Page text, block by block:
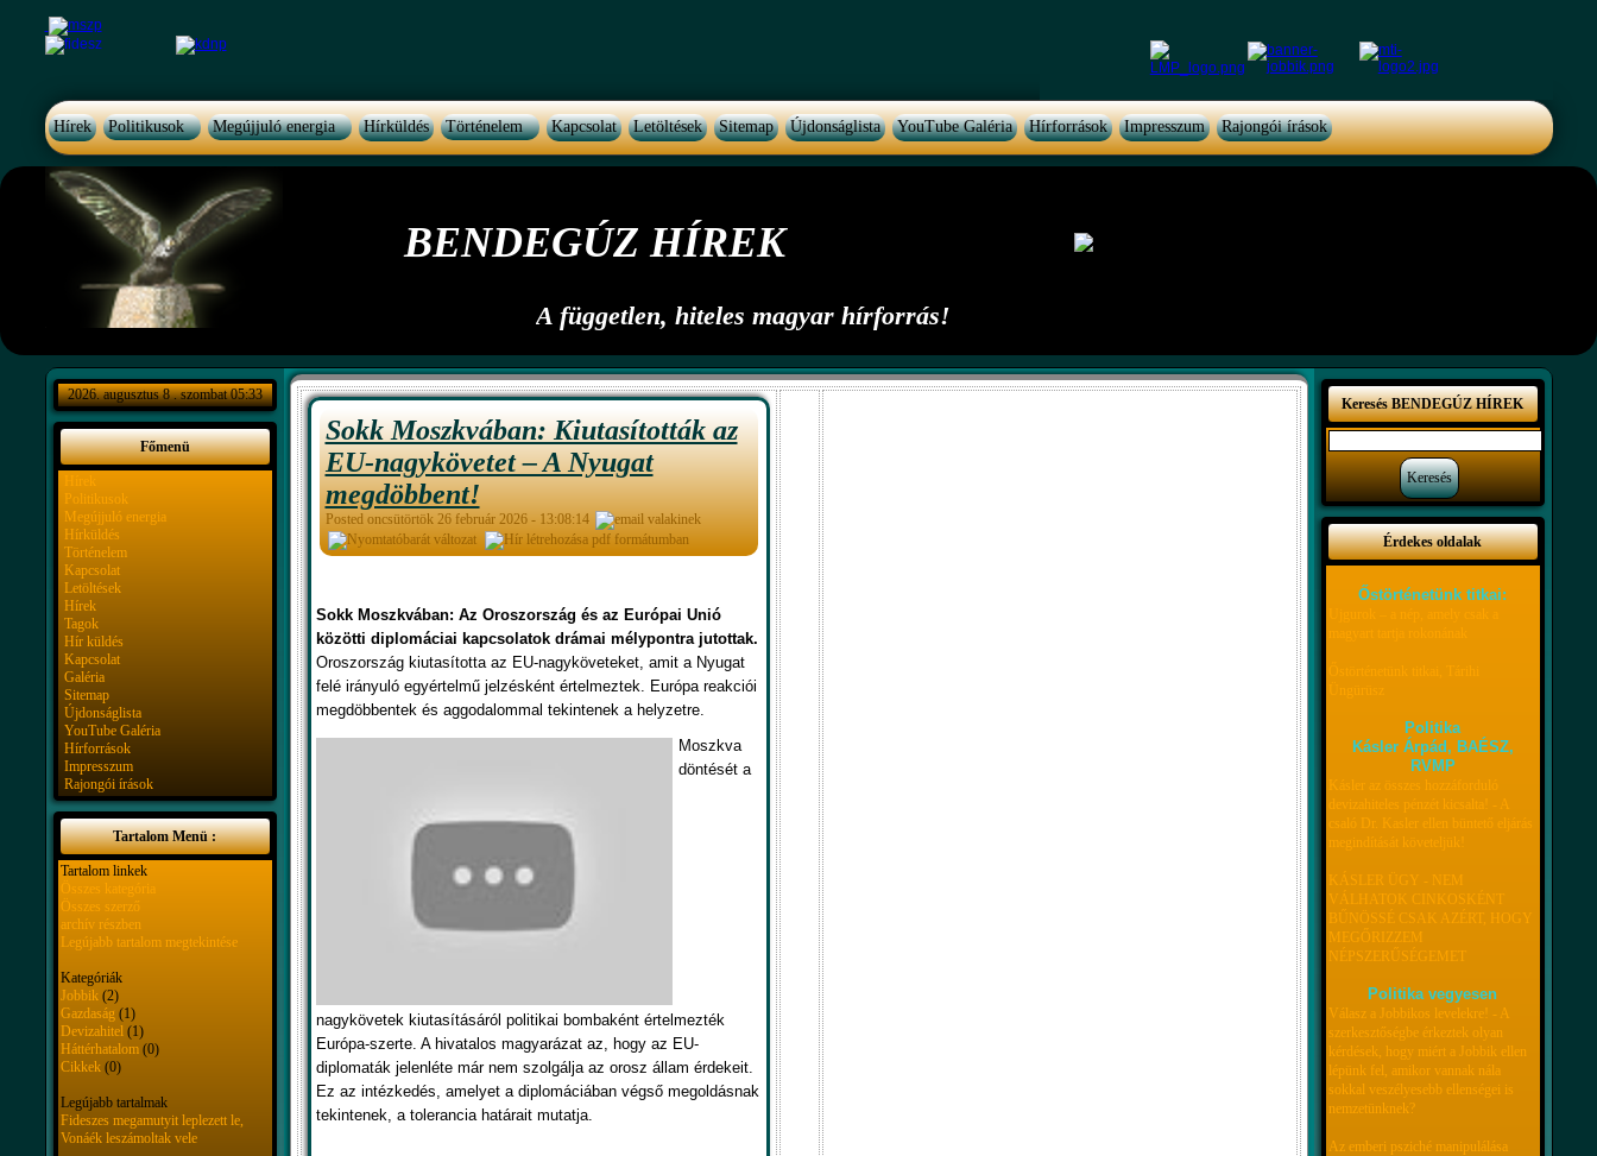
Hírek Politikusok Megújjuló energia Hírküldés Történelem Kapcsolat Letöltések Sitemap Újdonságlista YouTube Galéria Hírforrások Impresszum Rajongói írások
BENDEGÚZ HÍREK
A független, hiteles magyar hírforrás!
2026. augusztus 8 . szombat 05:33
Főmenü
Hírek
Politikusok
Megújjuló energia
Hírküldés
Történelem
Kapcsolat
Letöltések
Hírek
Tagok
Hír küldés
Kapcsolat
Galéria
Sitemap
Újdonságlista
YouTube Galéria
Hírforrások
Impresszum
Rajongói írások
Tartalom Menü :
Tartalom linkek
Összes kategória
Összes szerző
archív részben
Legújabb tartalom megtekintése
Kategóriák
Jobbik (2)
Gazdaság (1)
Devizahitel (1)
Háttérhatalom (0)
Cikkek (0)
Legújabb tartalmak
Fideszes megamutyit leplezett le,
Vonáék leszámoltak vele
Sokk Moszkvában: Kiutasították az
EU-nagykövetet – A Nyugat
megdöbbent!
Posted oncsütörtök 26 február 2026 - 13:08:14
Sokk Moszkvában: Az Oroszország és az Európai Unió
közötti diplomáciai kapcsolatok drámai mélypontra jutottak.
Oroszország kiutasította az EU-nagyköveteket, amit a Nyugat
felé irányuló egyértelmű jelzésként értelmeztek. Európa reakciói
megdöbbentek és aggodalommal tekintenek a helyzetre.
Moszkva
döntését a
nagykövetek kiutasításáról politikai bombaként értelmezték
Európa-szerte. A hivatalos magyarázat az, hogy az EU-
diplomaták jelenléte már nem szolgálja az orosz állam érdekeit.
Ez az intézkedés, amelyet a diplomáciában végső megoldásnak
tekintenek, a tolerancia határait mutatja.
Keresés BENDEGÚZ HÍREK
Érdekes oldalak
Őstörténetünk titkai:
Politika
Kásler Árpád, BAÉSZ,
RVMP
Kásler az összes hozzáforduló
devizahiteles pénzét kicsalta! - A
csaló Dr. Kasler ellen büntető eljárás
megindítását követeljük!
KÁSLER ÜGY - NEM
VÁLHATOK CINKOSKÉNT
BŰNÖSSÉ CSAK AZÉRT, HOGY
MEGŐRIZZEM
NÉPSZERŰSÉGEMET
Politika vegyesen
Válasz a Jobbikos levelekre! - A
szerkesztőségbe érkeztek olyan
kérdések, hogy miért a Jobbik ellen
lépünk fel, amikor vannak nála
sokkal veszélyesebb ellenségei is
nemzetünknek?
Az emberi psziché manipulálása